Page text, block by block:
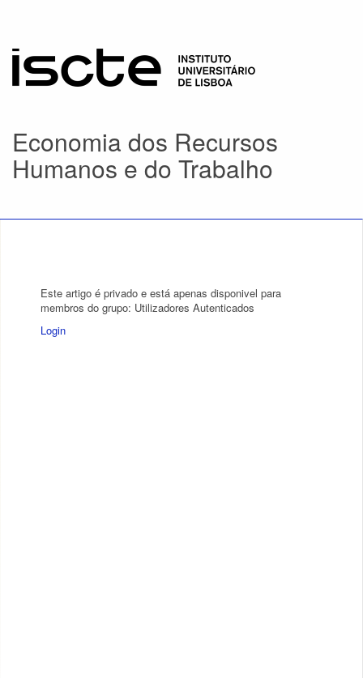
Economia dos Recursos
Humanos e do Trabalho
Este artigo é privado e está apenas disponivel para
membros do grupo: Utilizadores Autenticados
Login